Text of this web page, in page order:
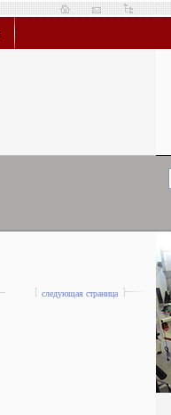
следующая страница